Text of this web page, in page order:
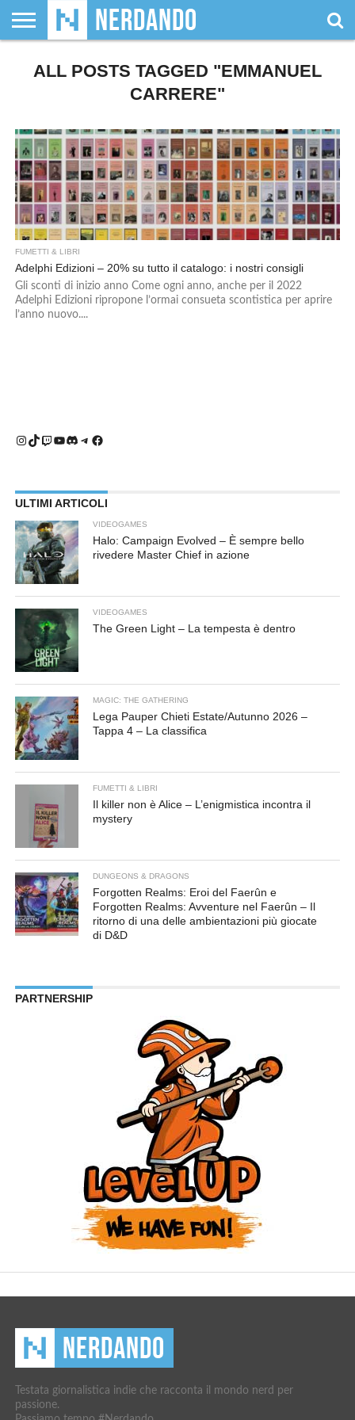
SIAMO
GIOCHI
DA
GIOCHI
DI
VIDEOGAMES
FILM
&
FUMETTI
& LIBRI
MAGIC:
THE
DUNGEONS
&
WRESTLING
NERDANDO
AWARDS
BOLLINI
ALL POSTS TAGGED "EMMANUEL
CARRERE"
FUMETTI & LIBRI
Adelphi Edizioni – 20% su tutto il catalogo: i nostri consigli
Gli sconti di inizio anno Come ogni anno, anche per il 2022
Adelphi Edizioni ripropone l’ormai consueta scontistica per aprire
l’anno nuovo....
Instagram
TikTok
Twitch
YouTube
Discord
Telegram
Facebook
ULTIMI ARTICOLI
VIDEOGAMES
Halo: Campaign Evolved – È sempre bello
rivedere Master Chief in azione
VIDEOGAMES
The Green Light – La tempesta è dentro
MAGIC: THE GATHERING
Lega Pauper Chieti Estate/Autunno 2026 –
Tappa 4 – La classifica
FUMETTI & LIBRI
Il killer non è Alice – L’enigmistica incontra il
mystery
DUNGEONS & DRAGONS
Forgotten Realms: Eroi del Faerûn e
Forgotten Realms: Avventure nel Faerûn – Il
ritorno di una delle ambientazioni più giocate
di D&D
PARTNERSHIP
Testata giornalistica indie che racconta il mondo nerd per
passione.